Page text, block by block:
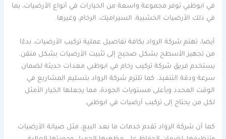
في ابوظبي توفر مجموعة واسعة من الخيارات في أنواع الأرضيات، بما
في ذلك الأرضيات الخشبية، السيراميك، الرخام، وغيرها.
أيضا، تهتم شركة الرواد بكافة تفاصيل عملية تركيب الأرضيات، بدءًا
من تجهيز الأسطح بشكل صحيح إلى تثبيت الأرضيات بشكل متقن.
يستخدم فريق شركة تركيب رخام في ابوظبي معدات حديثة لضمان
سرعة ودقة التنفيذ. كما تلتزم شركة الرواد بتسليم المشاريع في
الوقت المحدد وبأعلى مستويات الجودة، مما يجعلها الخيار الأمثل
لكل من يحتاج إلى تركيب أرضيات في ابوظبي.
كما أن شركة الرواد تقدم خدمات ما بعد البيع، مثل صيانة الأرضيات